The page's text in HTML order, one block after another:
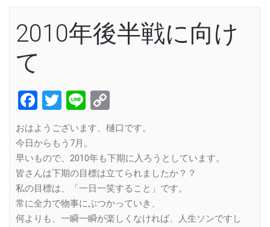
2010年後半戦に向け
て
Facebook
Twitter
Line
Link
おはようございます、樋口です。
今日からもう7月。
早いもので、2010年も下期に入ろうとしています。
皆さんは下期の目標は立てられましたか？？
私の目標は、「一日一笑すること」です。
常に全力で物事にぶつかっていき、
何よりも、一瞬一瞬が楽しくなければ、人生ソンですし